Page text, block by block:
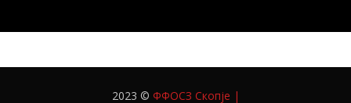
2023 © ФФОСЗ Скопје |